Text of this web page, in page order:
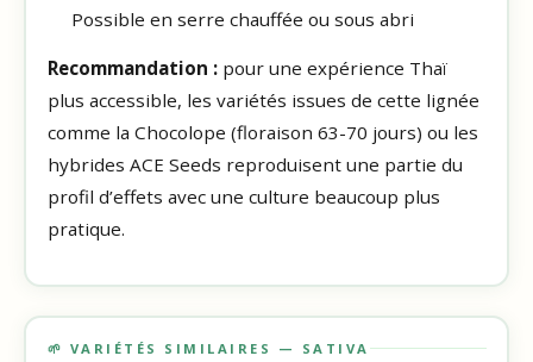
Possible en serre chauffée ou sous abri
Recommandation :pour une expérience Thaï
plus accessible, les variétés issues de cette lignée
comme la Chocolope (floraison 63-70 jours) ou les
hybrides ACE Seeds reproduisent une partie du
profil d’effets avec une culture beaucoup plus
pratique.
🌱 VARIÉTÉS SIMILAIRES — SATIVA